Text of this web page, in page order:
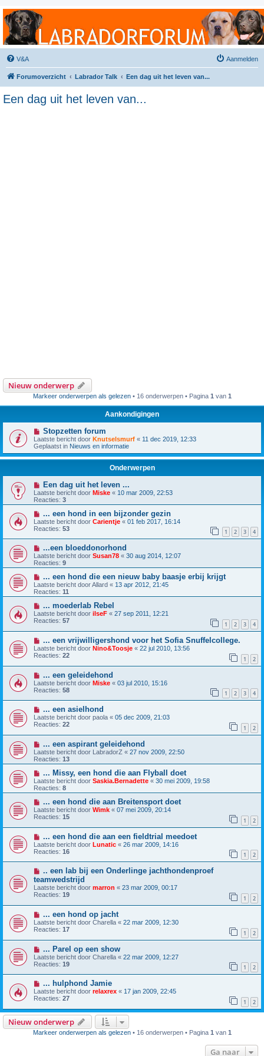
Labradorforum
Het gezelligste Labradorforum van Nederland en België!
V&A Aanmelden
Forumoverzicht Labrador Talk Een dag uit het leven van...
Een dag uit het leven van...
Nieuw onderwerp
Markeer onderwerpen als gelezen• 16 onderwerpen • Pagina 1 van 1
Aankondigingen
Stopzetten forum
Laatste bericht door Knutselsmurf « 11 dec 2019, 12:33
Geplaatst in Nieuws en informatie
Onderwerpen
Een dag uit het leven ...
Laatste bericht door Miske « 10 mar 2009, 22:53
Reacties: 3
... een hond in een bijzonder gezin
Laatste bericht door Carientje « 01 feb 2017, 16:14
Reacties: 53 1 2 3 4
...een bloeddonorhond
Laatste bericht door Susan78 « 30 aug 2014, 12:07
Reacties: 9
... een hond die een nieuw baby baasje erbij krijgt
Laatste bericht doorAllard « 13 apr 2012, 21:45
Reacties: 11
... moederlab Rebel
Laatste bericht door ilseF « 27 sep 2011, 12:21
Reacties: 57 1 2 3 4
... een vrijwilligershond voor het Sofia Snuffelcollege.
Laatste bericht door Nino&Toosje « 22 jul 2010, 13:56
Reacties: 22 1 2
... een geleidehond
Laatste bericht door Miske « 03 jul 2010, 15:16
Reacties: 58 1 2 3 4
... een asielhond
Laatste bericht door paola « 05 dec 2009, 21:03
Reacties: 22 1 2
... een aspirant geleidehond
Laatste bericht door LabradorZ « 27 nov 2009, 22:50
Reacties: 13
... Missy, een hond die aan Flyball doet
Laatste bericht door Saskia.Bernadette « 30 mei 2009, 19:58
Reacties: 8
... een hond die aan Breitensport doet
Laatste bericht door Wimk « 07 mei 2009, 20:14
Reacties: 15 1 2
... een hond die aan een fieldtrial meedoet
Laatste bericht door Lunatic « 26 mar 2009, 14:16
Reacties: 16 1 2
.. een lab bij een Onderlinge jachthondenproef
teamwedstrijd
Laatste bericht door marron « 23 mar 2009, 00:17
Reacties: 19 1 2
... een hond op jacht
Laatste bericht door Charella « 22 mar 2009, 12:30
Reacties: 17 1 2
... Parel op een show
Laatste bericht door Charella « 22 mar 2009, 12:27
Reacties: 19 1 2
... hulphond Jamie
Laatste bericht door relaxrex « 17 jan 2009, 22:45
Reacties: 27 1 2
Nieuw onderwerp
Markeer onderwerpen als gelezen• 16 onderwerpen • Pagina 1 van 1
Ga naar